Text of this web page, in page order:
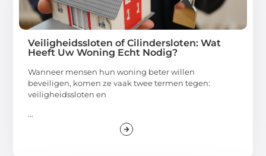
Veiligheidssloten of Cilindersloten: Wat
Heeft Uw Woning Echt Nodig?
Wanneer mensen hun woning beter willen
beveiligen, komen ze vaak twee termen tegen:
veiligheidssloten en
...